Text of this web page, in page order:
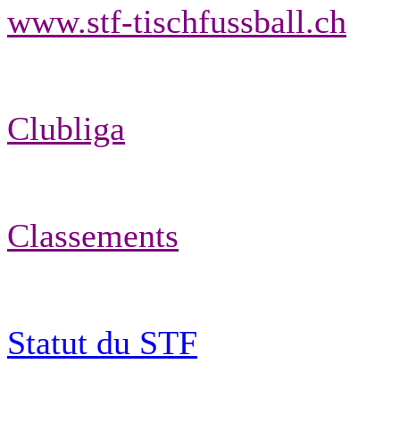
www.stf-tischfussball.ch
Clubliga
Classements
Statut du STF